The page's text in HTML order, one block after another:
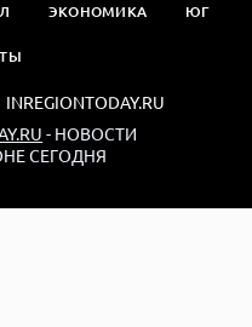
ЭКОНОМИКА ЮГ
- НОВОСТИ
СЕГОДНЯ